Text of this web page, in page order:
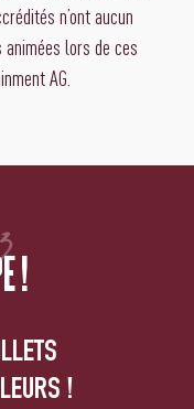
n’ont aucun
lors de ces
AG.
!
!